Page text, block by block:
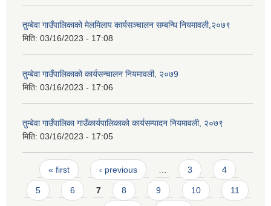
तुम्बेवा गाउँपालिकाको मेलमिलाप कार्यसञ्चालन सम्बन्धि नियमावली,२०७९
मिति: 03/16/2023 - 17:08
तुम्बेवा गाउँपालिकाको कार्यसन्चालन नियमावली, २०७9
मिति: 03/16/2023 - 17:06
तुम्बेवा गाउँपालिका गाउँकार्यपालिकाको कार्यसम्पादन नियमावली, २०७९
मिति: 03/16/2023 - 17:05
Pages
« first ‹ previous 3 4
5 6 7 8 9 10 11